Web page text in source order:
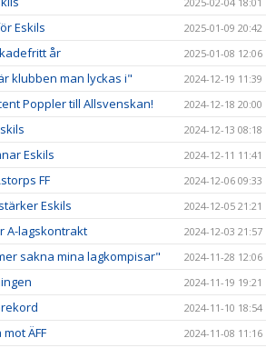
Eskils 2025-01-09 20:42
år 2025-01-08 12:06
klubben man lyckas i" 2024-12-19 11:39
Poppler till Allsvenskan! 2024-12-18 20:00
2024-12-13 08:18
Eskils 2024-12-11 11:41
FF 2024-12-06 09:33
Eskils 2024-12-05 21:21
A-lagskontrakt 2024-12-03 21:57
sakna mina lagkompisar" 2024-11-28 12:06
2024-11-19 19:21
2024-11-10 18:54
ÄFF 2024-11-08 11:16